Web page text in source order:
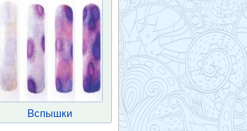
Вспышки